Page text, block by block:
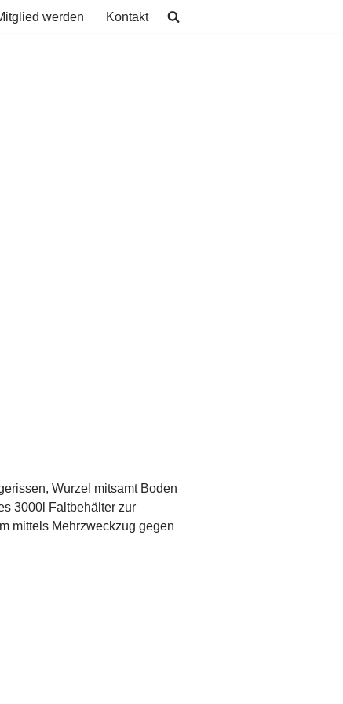
werden Kontakt
Wurzel mitsamt Boden
3000l Faltbehälter zur
mittels Mehrzweckzug gegen